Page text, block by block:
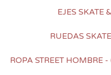
EJES SKATE
RUEDAS
ROPA STREET HOMBRE